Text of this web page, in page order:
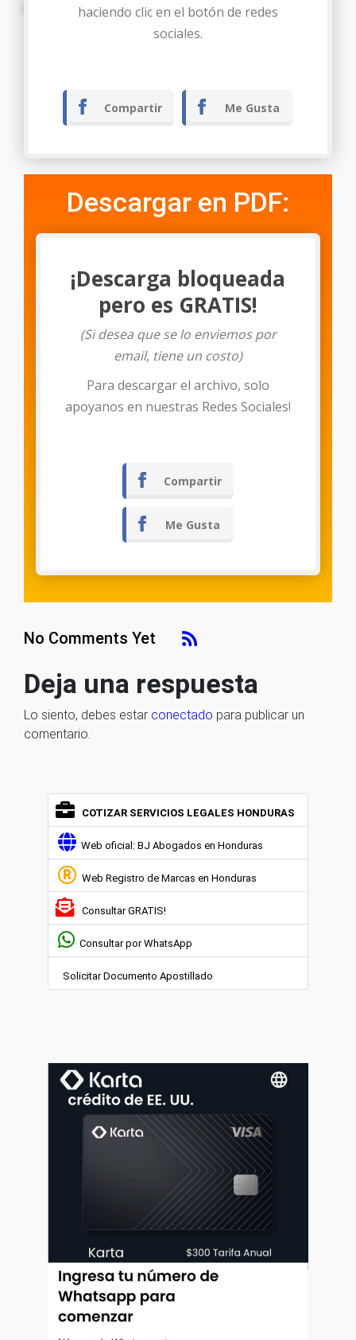
presente escrito y resolver conforme a lo solicitado.
Tegucigalpa M.D.C., ……. de ……. de ………
haciendo clic en el botón de redes
sociales.
Compartir Me Gusta
Descargar en PDF:
Descargar
¡Descarga bloqueada
pero es GRATIS!
(Si desea que se lo enviemos por
email, tiene un costo)
Para descargar el archivo, solo
apoyanos en nuestras Redes Sociales!
Compartir
Me Gusta
No Comments Yet
Deja una respuesta
Lo siento, debes estar conectado para publicar un
comentario.
COTIZAR SERVICIOS LEGALES HONDURAS
Web oficial: BJ Abogados en Honduras
Web Registro de Marcas en Honduras
Consultar GRATIS!
Consultar por WhatsApp
Solicitar Documento Apostillado